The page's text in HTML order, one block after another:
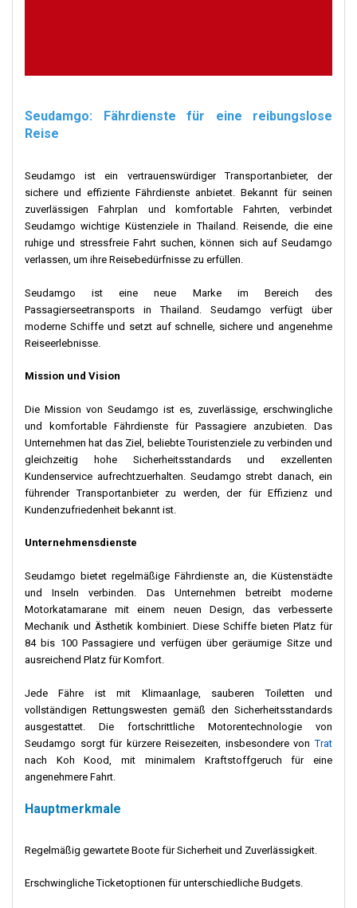
Seudamgo: Fährdienste für eine reibungslose
Reise
Seudamgo ist ein vertrauenswürdiger Transportanbieter, der
sichere und effiziente Fährdienste anbietet. Bekannt für seinen
zuverlässigen Fahrplan und komfortable Fahrten, verbindet
Seudamgo wichtige Küstenziele in Thailand. Reisende, die eine
ruhige und stressfreie Fahrt suchen, können sich auf Seudamgo
verlassen, um ihre Reisebedürfnisse zu erfüllen.
Seudamgo ist eine neue Marke im Bereich des
Passagierseetransports in Thailand. Seudamgo verfügt über
moderne Schiffe und setzt auf schnelle, sichere und angenehme
Reiseerlebnisse.
Mission und Vision
Die Mission von Seudamgo ist es, zuverlässige, erschwingliche
und komfortable Fährdienste für Passagiere anzubieten. Das
Unternehmen hat das Ziel, beliebte Touristenziele zu verbinden und
gleichzeitig hohe Sicherheitsstandards und exzellenten
Kundenservice aufrechtzuerhalten. Seudamgo strebt danach, ein
führender Transportanbieter zu werden, der für Effizienz und
Kundenzufriedenheit bekannt ist.
Unternehmensdienste
Seudamgo bietet regelmäßige Fährdienste an, die Küstenstädte
und Inseln verbinden. Das Unternehmen betreibt moderne
Motorkatamarane mit einem neuen Design, das verbesserte
Mechanik und Ästhetik kombiniert. Diese Schiffe bieten Platz für
84 bis 100 Passagiere und verfügen über geräumige Sitze und
ausreichend Platz für Komfort.
Jede Fähre ist mit Klimaanlage, sauberen Toiletten und
vollständigen Rettungswesten gemäß den Sicherheitsstandards
ausgestattet. Die fortschrittliche Motorentechnologie von
Seudamgo sorgt für kürzere Reisezeiten, insbesondere vonTrat
nach Koh Kood, mit minimalem Kraftstoffgeruch für eine
angenehmere Fahrt.
Hauptmerkmale
Regelmäßig gewartete Boote für Sicherheit und Zuverlässigkeit.
Erschwingliche Ticketoptionen für unterschiedliche Budgets.